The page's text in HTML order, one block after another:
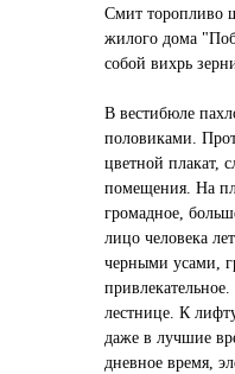
Смит торопливо
жилого дома
собой вихрь
В вестибюле
половиками.
цветной плакат,
помещения. На
громадное,
лицо человека
черными усами,
лестнице. К
даже в лучшие
дневное время,